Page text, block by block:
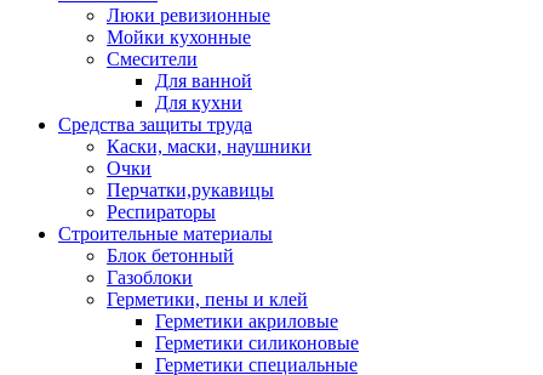
Люки ревизионные
Мойки кухонные
Смесители
Для ванной
Для кухни
Средства защиты труда
Каски, маски, наушники
Очки
Перчатки,рукавицы
Респираторы
Строительные материалы
Блок бетонный
Газоблоки
Герметики, пены и клей
Герметики акриловые
Герметики силиконовые
Герметики специальные